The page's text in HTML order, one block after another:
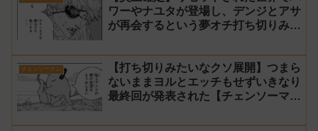
ワーやナユタが登場し、デンジとアサ
が再会するという夢オチ打ち切りみた
終回 感想】
チェンソーマン
【打ち切りみたいなクソ展開】つまら
ないままヨルとエッチもせずいきなり
最終回が発表された【チェンソーマン